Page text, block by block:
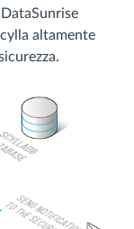
altamente